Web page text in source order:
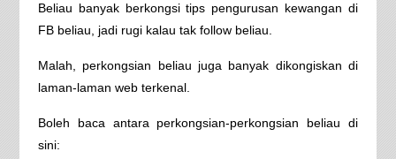
Beliau banyak berkongsi tips pengurusan kewangan di
FB beliau, jadi rugi kalau tak follow beliau.
Malah, perkongsian beliau juga banyak dikongiskan di
laman-laman web terkenal.
Boleh baca antara perkongsian-perkongsian beliau di
sini: